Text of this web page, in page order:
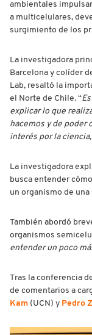
ambientales
a multicelulares,
surgimiento de los
La investigadora
Barcelona y colíder
Lab, resaltó la
el Norte de Chile. “
explicar lo que
hacemos y de poder
interés por la
La investigadora
busca entender
un organismo de
También abordó
organismos
entender un poco
Tras la conferencia
de comentarios a
Kam (UCN) y Pedro